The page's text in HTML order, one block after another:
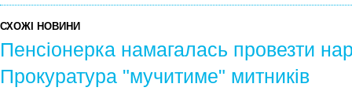
СХОЖІ НОВИНИ
Пенсіонерка намагалась провезти
Прокуратура "мучитиме" митників